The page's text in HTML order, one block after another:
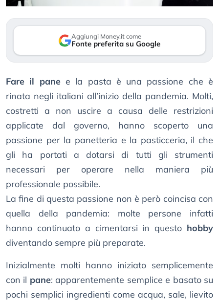
Aggiungi Money.it come
Fonte preferita su Google
Fare il panee la pasta è una passione che è
rinata negli italiani all’inizio della pandemia. Molti,
costretti a non uscire a causa delle restrizioni
applicate dal governo, hanno scoperto una
passione per la panetteria e la pasticceria, il che
gli ha portati a dotarsi di tutti gli strumenti
necessari per operare nella maniera più
professionale possibile.
La fine di questa passione non è però coincisa con
quella della pandemia: molte persone infatti
hanno continuato a cimentarsi in questo hobby
diventando sempre più preparate.
Inizialmente molti hanno iniziato semplicemente
con il pane: apparentemente semplice e basato su
pochi semplici ingredienti come acqua, sale, lievito